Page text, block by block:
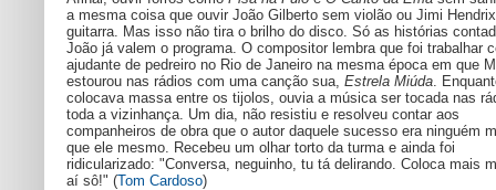
a mesma coisa que ouvir João Gilberto sem violão ou Jimi
guitarra. Mas isso não tira o brilho do disco. Só as histórias
João já valem o programa. O compositor lembra que foi trabalhar
ajudante de pedreiro no Rio de Janeiro na mesma época em que
estourou nas rádios com uma canção sua, Estrela Miúda.
colocava massa entre os tijolos, ouvia a música ser tocada nas
toda a vizinhança. Um dia, não resistiu e resolveu contar aos
companheiros de obra que o autor daquele sucesso era ninguém
que ele mesmo. Recebeu um olhar torto da turma e ainda foi
ridicularizado: "Conversa, neguinho, tu tá delirando. Coloca mais
aí sô!" (Tom Cardoso)